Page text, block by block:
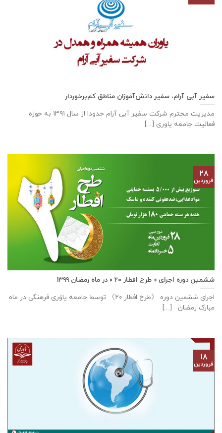
سفیر آبی آرام، سفیر دانش‌آموزان مناطق کم‌برخوردار
مدیریت محترم شرکت سفیر آبی آرام حدودا از سال ۱۳۹۱ به حوزه
فعالیت جامعه یاوری [...]
ششمین دوره اجرای « طرح افطار ۲۰ » در ماه رمضان ۱۳۹۹
اجرای ششمین دوره 《طرح افطار ۲۰》 توسط جامعه یاوَری فرهنگی در ماه
مبارک رمضان [...]
۲۸
فروردین
۱۸
فروردین